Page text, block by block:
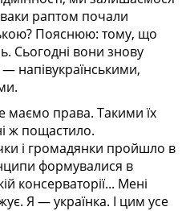
раптом почали
Пояснюю: тому, що
Сьогодні вони знову
напівукраїнськими,
маємо права. Такими їх
ж пощастило.
і громадянки пройшло в
формувалися в
консерваторії... Мені
Я — українка. І цим усе